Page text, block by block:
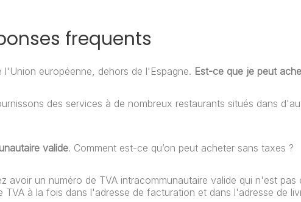
frequents
européenne, dehors de l'Espagne. Est-ce que je peut
des services à de nombreux restaurants situés dans
valide. Comment est-ce qu’on peut acheter sans taxes ?
avoir un numéro de TVA intracommunautaire valide qui n'est
à la fois dans l'adresse de facturation et dans l'adresse de